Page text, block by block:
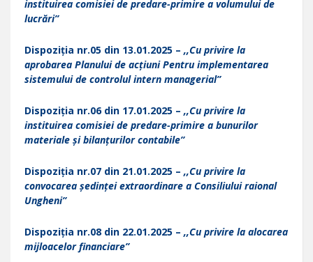
instituirea comisiei de predare-primire a volumului de
lucrări”
Dispoziția nr.05 din 13.01.2025 – ,,Cu privire la
aprobarea Planului de acțiuni Pentru implementarea
sistemului de controlul intern managerial”
Dispoziția nr.06 din 17.01.2025 – ,,Cu privire la
instituirea comisiei de predare-primire a bunurilor
materiale și bilanțurilor contabile”
Dispoziția nr.07 din 21.01.2025 – ,,Cu privire la
convocarea ședinței extraordinare a Consiliului raional
Ungheni”
Dispoziția nr.08 din 22.01.2025 – ,,Cu privire la alocarea
mijloacelor financiare”